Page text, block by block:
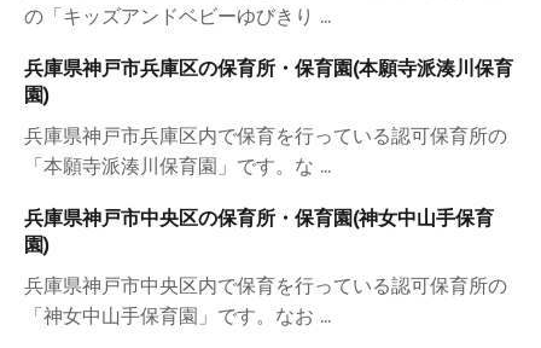
の「キッズアンドベビーゆびきり ...
兵庫県神戸市兵庫区の保育所・保育園(本願寺派湊川保育
園)
兵庫県神戸市兵庫区内で保育を行っている認可保育所の
「本願寺派湊川保育園」です。な ...
兵庫県神戸市中央区の保育所・保育園(神女中山手保育
園)
兵庫県神戸市中央区内で保育を行っている認可保育所の
「神女中山手保育園」です。なお ...